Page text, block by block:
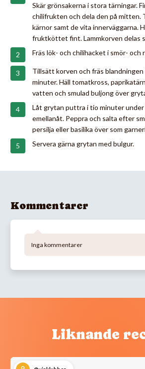
Skär grönsakerna i stora tärningar.
chilifrukten och dela den på mitten.
kärnor samt de vita innerväggarna.
fruktköttet fint. Lammkorven delas
Fräs lök- och chilihacket i smör- och
Tillsätt korven och fräs
minuter. Häll tomatkross,
vatten och smulad buljong över
Låt grytan puttra i tio minuter under
emellanåt. Peppra och salta efter
persilja eller basilika över som
Servera gärna grytan med bulgur.
Kommentarer
Inga kommentarer
Liknande